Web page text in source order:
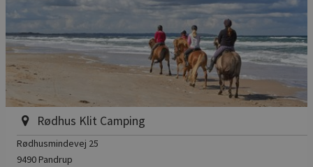
Rødhus Klit Camping
Rødhusmindevej 25
9490 Pandrup